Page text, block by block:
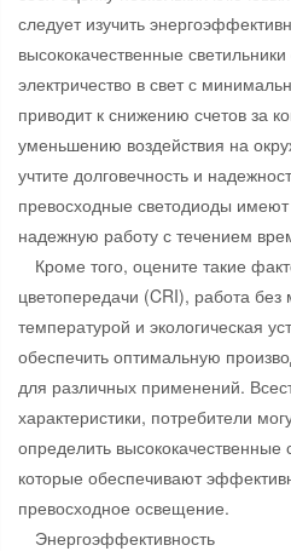
следует изучить
высококачественные
электричество в свет с
приводит к снижению счетов за
уменьшению воздействия на
учтите долговечность и
превосходные светодиоды
надежную работу с течением
Кроме того, оцените такие
цветопередачи (CRI), работа
температурой и экологическая
обеспечить оптимальную
для различных применений.
характеристики, потребители
определить высококачественные
которые обеспечивают
превосходное освещение.
Энергоэффективность